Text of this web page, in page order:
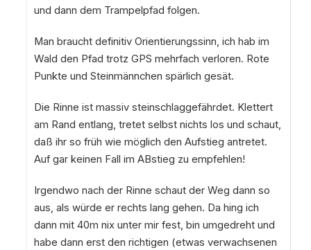
und dann dem Trampelpfad folgen.
Man braucht definitiv Orientierungssinn, ich hab im
Wald den Pfad trotz GPS mehrfach verloren. Rote
Punkte und Steinmännchen spärlich gesät.
Die Rinne ist massiv steinschlaggefährdet. Klettert
am Rand entlang, tretet selbst nichts los und schaut,
daß ihr so früh wie möglich den Aufstieg antretet.
Auf gar keinen Fall im ABstieg zu empfehlen!
Irgendwo nach der Rinne schaut der Weg dann so
aus, als würde er rechts lang gehen. Da hing ich
dann mit 40m nix unter mir fest, bin umgedreht und
habe dann erst den richtigen (etwas verwachsenen